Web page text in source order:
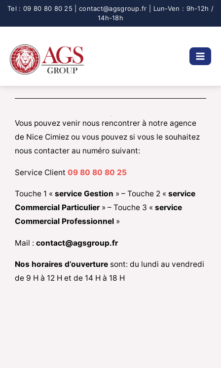
Aller
Vous pouvez venir nous rencontrer à notre agence
de Nice Cimiez ou vous pouvez si vous le souhaitez
nous contacter au numéro suivant:
Service Client 09 80 80 80 25
Touche 1 « service Gestion » – Touche 2 « service
Commercial Particulier » – Touche 3 « service
Commercial Professionnel »
Mail : contact@agsgroup.fr
Nos horaires d’ouverture sont: du lundi au vendredi
de 9 H à 12 H et de 14 H à 18 H